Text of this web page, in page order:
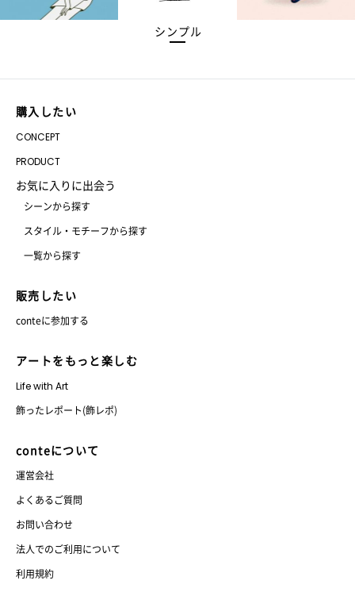
シンプル
購入したい
CONCEPT
PRODUCT
お気に入りに出会う
シーンから探す
スタイル・モチーフから探す
一覧から探す
販売したい
conteに参加する
アートをもっと楽しむ
Life with Art
飾ったレポート(飾レポ)
conteについて
運営会社
よくあるご質問
お問い合わせ
法人でのご利用について
利用規約